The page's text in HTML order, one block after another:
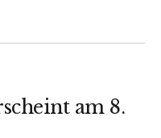
am 8.